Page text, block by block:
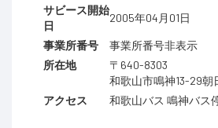
サビース開始
日
2005年04月01日
事業所番号
事業所番号非表示
所在地
〒640-8303
和歌山市鳴神13-29
アクセス
和歌山バス 鳴神バス